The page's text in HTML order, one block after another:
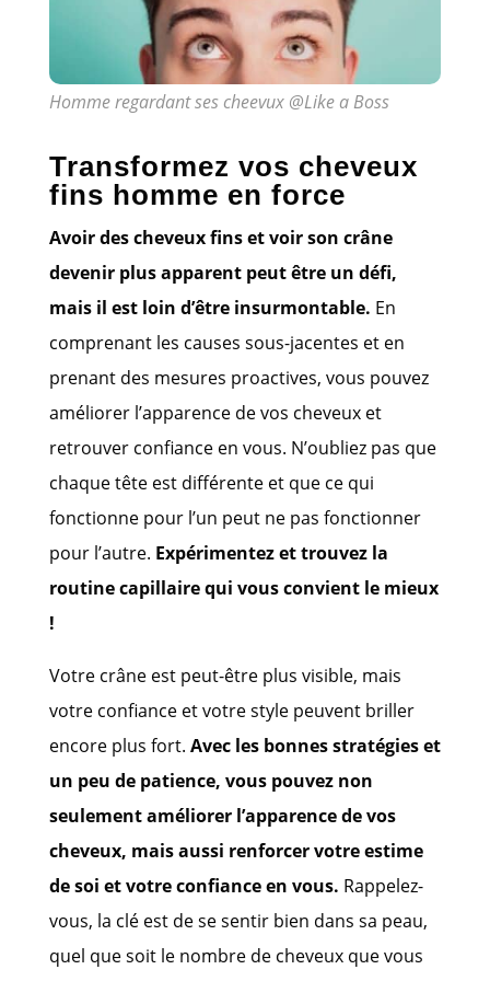
Homme regardant ses cheevux @Like a Boss
Transformez vos cheveux
fins homme en force
Avoir des cheveux fins et voir son crâne
devenir plus apparent peut être un défi,
mais il est loin d’être insurmontable. En
comprenant les causes sous-jacentes et en
prenant des mesures proactives, vous pouvez
améliorer l’apparence de vos cheveux et
retrouver confiance en vous. N’oubliez pas que
chaque tête est différente et que ce qui
fonctionne pour l’un peut ne pas fonctionner
pour l’autre. Expérimentez et trouvez la
routine capillaire qui vous convient le mieux
!
Votre crâne est peut-être plus visible, mais
votre confiance et votre style peuvent briller
encore plus fort. Avec les bonnes stratégies et
un peu de patience, vous pouvez non
seulement améliorer l’apparence de vos
cheveux, mais aussi renforcer votre estime
de soi et votre confiance en vous. Rappelez-
vous, la clé est de se sentir bien dans sa peau,
quel que soit le nombre de cheveux que vous